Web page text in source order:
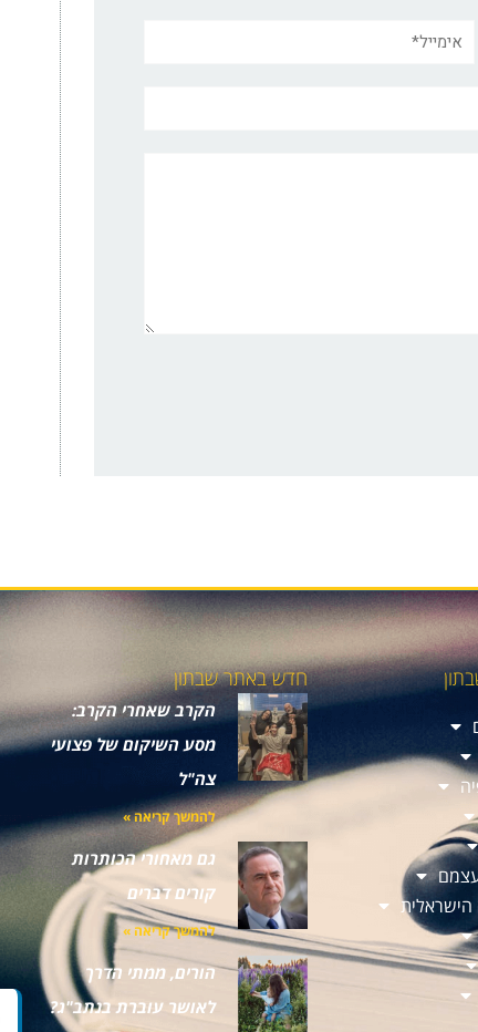
חדש באתר שבתון
הקרב שאחרי הקרב:
מסע השיקום של פצועי
צה"ל
להמשך קריאה »
גם מאחורי הכותרות
קורים דברים
להמשך קריאה »
הורים, ממתי הדרך
לאושר עוברת בנתב"ג?